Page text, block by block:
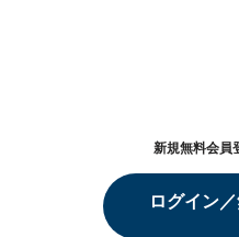
新規無料会員
ログイン